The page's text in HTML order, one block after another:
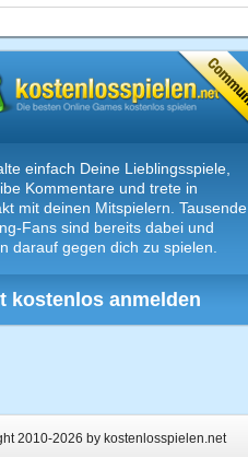
einfach Deine Lieblingsspiele,
Kommentare und trete in
mit deinen Mitspielern. Tausende
Fans sind bereits dabei und
darauf gegen dich zu spielen.
kostenlos anmelden
2010-2026 by kostenlosspielen.net